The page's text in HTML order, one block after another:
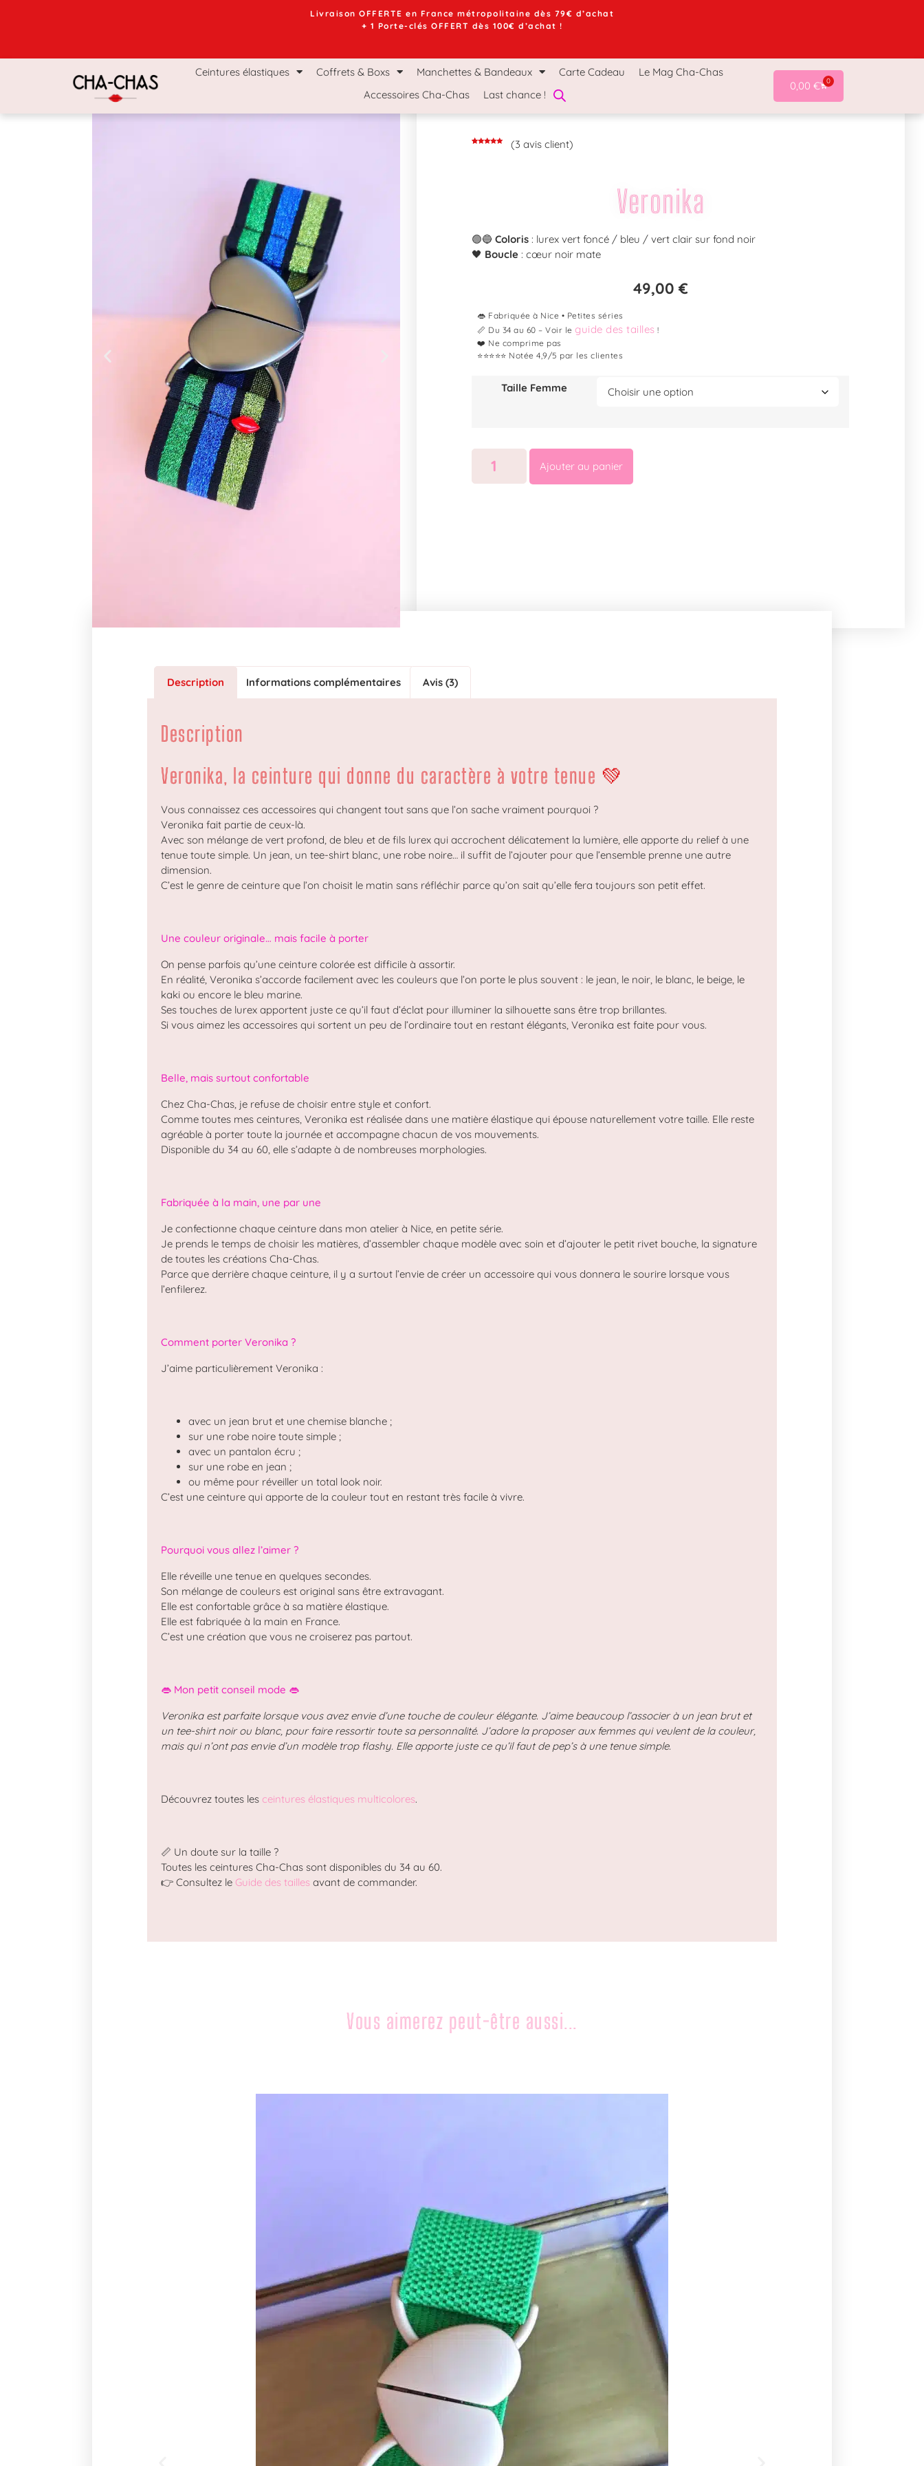
Livraison OFFERTE en France métropolitaine dès 79€ d’achat
+ 1 Porte-clés OFFERT dès 100€ d’achat !
Coffrets & Boxs Manchettes & Bandeaux Carte Cadeau Le Mag Cha-Chas Accessoires Cha-Chas
Ceintures élastiques Coffrets & Boxs Manchettes & Bandeaux Carte Cadeau
Le Mag Cha-Chas
Accessoires Cha-Chas
Last chance !
0,00 € 0
(3 avis client)
Veronika
🟢🔵Coloris : lurex vert foncé / bleu / vert clair sur fond noir
🖤 Boucle : cœur noir mate
49,00€
👄 Fabriquée à Nice • Petites séries
📏 Du 34 au 60 – Voir leguide des tailles !
❤️ Ne comprime pas
⭐⭐⭐⭐⭐ Notée 4,9/5 par les clientes
Taille Femme
Ajouter au panier
Description Informations complémentaires Avis (3)
Description
Veronika, la ceinture qui donne du caractère à votre tenue 💚
Vous connaissez ces accessoires qui changent tout sans que l’on sache vraiment pourquoi ?
Veronika fait partie de ceux-là.
Avec son mélange de vert profond, de bleu et de fils lurex qui accrochent délicatement la lumière, elle apporte du relief à une
tenue toute simple. Un jean, un tee-shirt blanc, une robe noire… il suffit de l’ajouter pour que l’ensemble prenne une autre
dimension.
C’est le genre de ceinture que l’on choisit le matin sans réfléchir parce qu’on sait qu’elle fera toujours son petit effet.
Une couleur originale… mais facile à porter
On pense parfois qu’une ceinture colorée est difficile à assortir.
En réalité, Veronika s’accorde facilement avec les couleurs que l’on porte le plus souvent : le jean, le noir, le blanc, le beige, le
kaki ou encore le bleu marine.
Ses touches de lurex apportent juste ce qu’il faut d’éclat pour illuminer la silhouette sans être trop brillantes.
Si vous aimez les accessoires qui sortent un peu de l’ordinaire tout en restant élégants, Veronika est faite pour vous.
Belle, mais surtout confortable
Chez Cha-Chas, je refuse de choisir entre style et confort.
Comme toutes mes ceintures, Veronika est réalisée dans une matière élastique qui épouse naturellement votre taille. Elle reste
agréable à porter toute la journée et accompagne chacun de vos mouvements.
Disponible du 34 au 60, elle s’adapte à de nombreuses morphologies.
Fabriquée à la main, une par une
Je confectionne chaque ceinture dans mon atelier à Nice, en petite série.
Je prends le temps de choisir les matières, d’assembler chaque modèle avec soin et d’ajouter le petit rivet bouche, la signature
de toutes les créations Cha-Chas.
Parce que derrière chaque ceinture, il y a surtout l’envie de créer un accessoire qui vous donnera le sourire lorsque vous
l’enfilerez.
Comment porter Veronika ?
J’aime particulièrement Veronika :
avec un jean brut et une chemise blanche ;
sur une robe noire toute simple ;
avec un pantalon écru ;
sur une robe en jean ;
ou même pour réveiller un total look noir.
C’est une ceinture qui apporte de la couleur tout en restant très facile à vivre.
Pourquoi vous allez l’aimer ?
Elle réveille une tenue en quelques secondes.
Son mélange de couleurs est original sans être extravagant.
Elle est confortable grâce à sa matière élastique.
Elle est fabriquée à la main en France.
C’est une création que vous ne croiserez pas partout.
👄 Mon petit conseil mode 👄
Veronika est parfaite lorsque vous avez envie d’une touche de couleur élégante. J’aime beaucoup l’associer à un jean brut et
un tee-shirt noir ou blanc, pour faire ressortir toute sa personnalité. J’adore la proposer aux femmes qui veulent de la couleur,
mais qui n’ont pas envie d’un modèle trop flashy. Elle apporte juste ce qu’il faut de pep’s à une tenue simple.
Découvrez toutes les ceintures élastiques multicolores.
📏 Un doute sur la taille ?
Toutes les ceintures Cha-Chas sont disponibles du 34 au 60.
👉 Consultez le Guide des tailles avant de commander.
Vous aimerez peut-être aussi...